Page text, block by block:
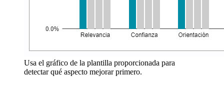
Usa el gráfico de la plantilla proporcionada para
detectar qué aspecto mejorar primero.